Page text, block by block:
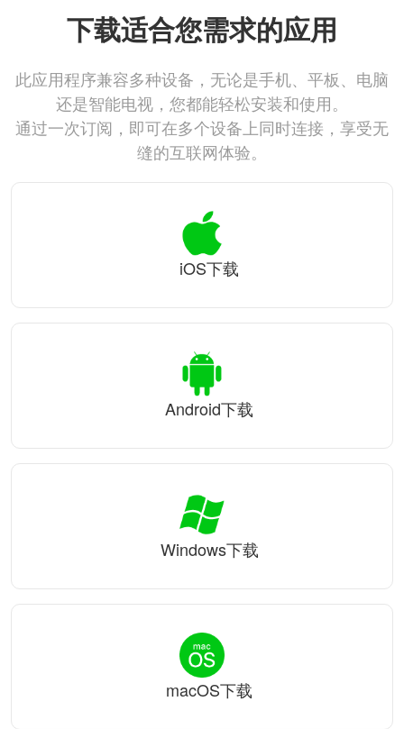
下载适合您需求的应用
此应用程序兼容多种设备，无论是手机、平板、电脑
还是智能电视，您都能轻松安装和使用。
通过一次订阅，即可在多个设备上同时连接，享受无
缝的互联网体验。
iOS下载
Android下载
Windows下载
macOS下载